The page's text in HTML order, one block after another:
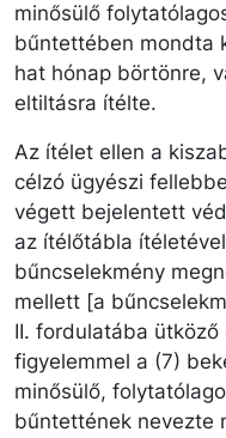
minősülő
bűntettében mondta
hat hónap börtönre,
eltiltásra ítélte.
Az ítélet ellen a
célzó ügyészi
végett bejelentett
az ítélőtábla
bűncselekmény
mellett [a
II. fordulatába
figyelemmel a (7)
minősülő,
bűntettének nevezte